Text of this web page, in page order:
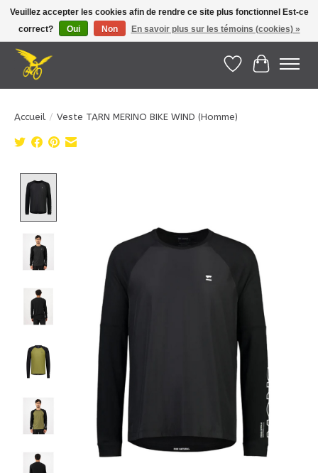
Le Pédalier | Îles de la Madeleine |info@lepedalier.com| 1-418-986-2965
Liste dePanier
Accueil / Veste TARN MERINO BIKE WIND (Homme)
Veuillez accepter les cookies afin de rendre ce site plus fonctionnel Est-ce
correct?
Oui Non En savoir plus sur les témoins (cookies) »